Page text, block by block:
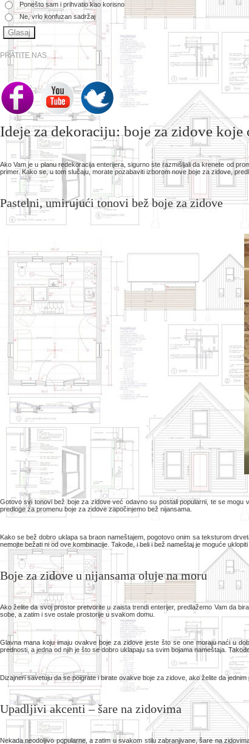
Ponešto sam i prihvatio kao korisno
Ne, vrlo konfuzan sadržaj
PRATITE NAS
Ideje za dekoraciju: boje za zidove koje
Ako Vam je u planu redekoracija enterijera, sigurno ste razmišljali da krenete od
primer. Kako se, u tom slučaju, morate pozabaviti izborom nove boje za zidove,
Pastelni, umirujući tonovi bež boje za zidove
Gotovo svi tonovi bež boje za zidove već odavno su postali popularni, te se
predloge za promenu boje za zidove započinjemo bež nijansama.
Kako se bež dobro uklapa sa braon nameštajem, pogotovo onim sa teksturom
nemojte bežati ni od ove kombinacije. Takođe, i beli i bež nameštaj je moguće
Boje za zidove u nijansama oluje na moru
Ako želite da svoj prostor pretvorite u zaista trendi enterijer, predlažemo Vam da
sobe, a zatim i sve ostale prostorije u svakom domu.
Glavna mana koju imaju ovakve boje za zidove jeste što se one moraju naći u
prednosti, a jedna od njih je što se dobro uklapaju sa svim bojama nameštaja.
Dizajneri savetuju da se poigrate i birate ovakve boje za zidove, ako želite da
Upadljivi akcenti – šare na zidovima
Nekada neodoljivo popularne, a zatim u svakom stilu zabranjivane, šare na